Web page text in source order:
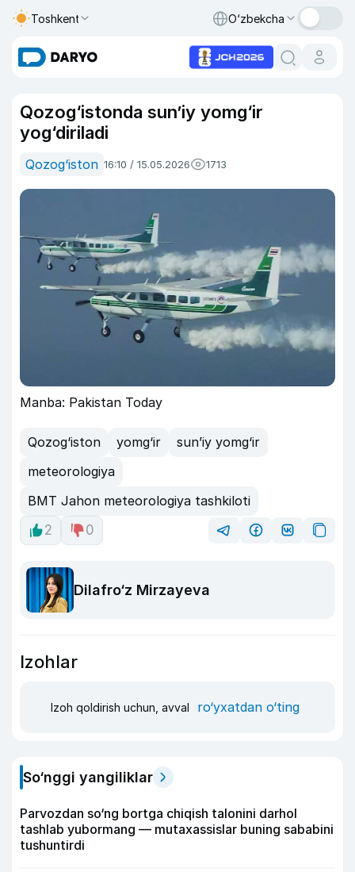
Toshkent O‘zbekcha
Qozog‘istonda sun’iy yomg‘ir
yog‘diriladi
Qozog‘iston 16:10 / 15.05.2026 1713
Manba: Pakistan Today
Qozog‘iston yomg‘ir
sun’iy yomg‘ir
meteorologiya
BMT Jahon meteorologiya tashkiloti
2
0
Dilafro‘z Mirzayeva
Izohlar
Izoh qoldirish uchun, avval ro‘yxatdan o‘ting
So‘nggi yangiliklar
Parvozdan so‘ng bortga chiqish talonini darhol
tashlab yubormang — mutaxassislar buning sababini
tushuntirdi